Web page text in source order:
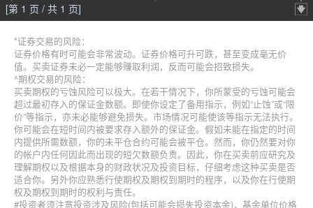
[第 1 页 / 共 1 页]
*证券交易的风险：
证券价格有时可能会非常波动。证券价格可升可跌，甚至变成毫无价
值。买卖证券未必一定能够赚取利润，反而可能会招致损失。
^期权交易的风险：
买卖期权的亏蚀风险可以极大。在若干情况下，你所蒙受的亏蚀可能会
超过最初存入的保证金数额。即使你设定了备用指示，例如“止蚀”或“限
价”等指示，亦未必能够避免损失。市场情况可能使该等指示无法执行。
你可能会在短时间内被要求存入额外的保证金。假如未能在指定的时间
内提供所需数额，你的未平仓合约可能会被平仓。然而，你仍然要对你
的帐户内任何因此而出现的短欠数额负责。因此，你在买卖前应研究及
理解期权以及根据本身的财政状况及投资目标，仔细考虑这种买卖是否
适合你。另外你应熟悉行使期权及期权到期时的程序，以及你在行使期
权及期权到期时的权利与责任。
#投资者须注意投资涉及风险(包括可能会损失投资本金)，基金单位价格